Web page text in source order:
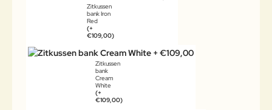
Zitkussen
bank Iron
Red
(+
€109,00)
Zitkussen
bank
Cream
White
(+
€109,00)